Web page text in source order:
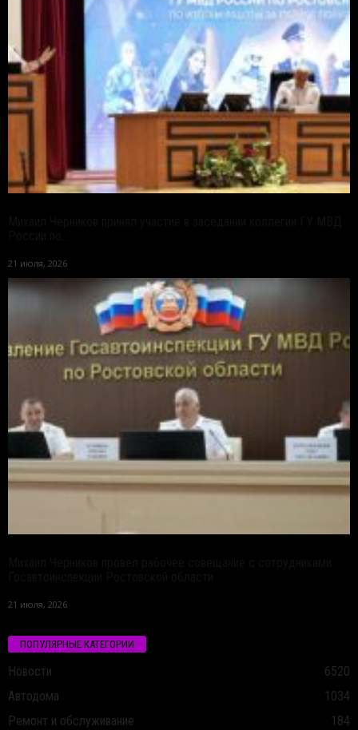
21 июля, 2026
21 июля, 2026
ПОПУЛЯРНЫЕ КАТЕГОРИИ
Новости
6520
Автодома
1034
Ремонт и обслуживание
184